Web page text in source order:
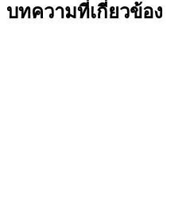
บทความที่เกี่ยวข้อง